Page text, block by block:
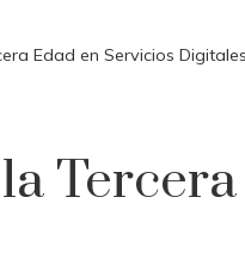
Edad en Servicios Digitales